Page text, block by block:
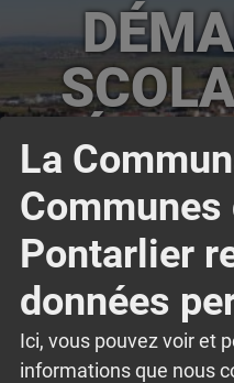
La
Communes
Pontarlier
données
Ici, vous pouvez voir et
informations que nous
Accueil
Les
Démarches scolaires